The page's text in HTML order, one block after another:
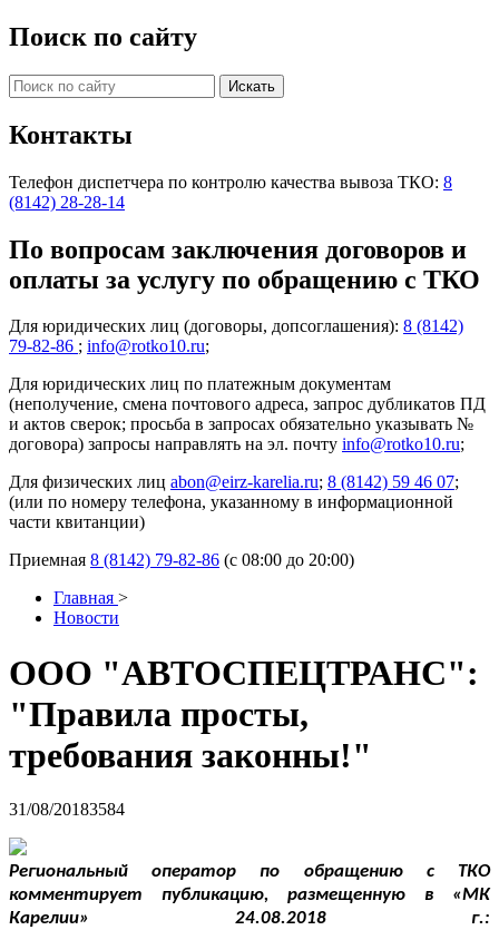
Поиск по сайту
Контакты
Телефон диспетчера по контролю качества вывоза ТКО: 8
(8142) 28-28-14
По вопросам заключения договоров и
оплаты за услугу по обращению с ТКО
Для юридических лиц (договоры, допсоглашения): 8 (8142)
79-82-86 ; info@rotko10.ru;
Для юридических лиц по платежным документам
(неполучение, смена почтового адреса, запрос дубликатов ПД
и актов сверок; просьба в запросах обязательно указывать №
договора) запросы направлять на эл. почту info@rotko10.ru;
Для физических лиц abon@eirz-karelia.ru; 8 (8142) 59 46 07;
(или по номеру телефона, указанному в информационной
части квитанции)
Приемная 8 (8142) 79-82-86 (с 08:00 до 20:00)
Главная >
Новости
ООО "АВТОСПЕЦТРАНС":
"Правила просты,
требования законны!"
31/08/20183584
Региональный оператор по обращению с ТКО
комментирует публикацию, размещенную в «МК
Карелии» 24.08.2018 г.: